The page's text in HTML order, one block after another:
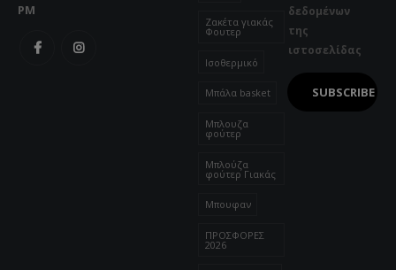
PM
Ζακέτα γιακάς
Φουτερ
Ισοθερμικό
Μπάλα basket
Μπλουζα
φούτερ
Μπλούζα
φούτερ Γιακάς
Μπουφαν
ΠΡΟΣΦΟΡΕΣ
2026
δεδομένων
της
ιστοσελίδας